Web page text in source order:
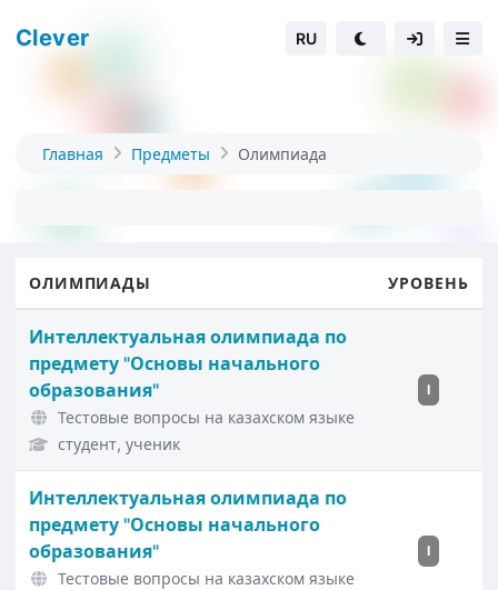
Clever RU
Главная Предметы Олимпиада
ОЛИМПИАДЫ УРОВЕНЬ
Интеллектуальная олимпиада по
предмету "Основы начального
образования"
Тестовые вопросы на казахском языке
студент, ученик
I
Интеллектуальная олимпиада по
предмету "Основы начального
образования"
Тестовые вопросы на казахском языке
I